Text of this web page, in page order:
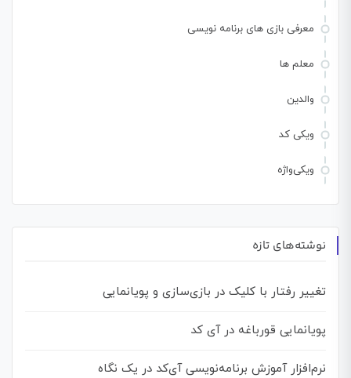
معرفی بازی های برنامه نویسی
معلم ها
والدین
ویکی کد
ویکی‌واژه
نوشته‌های تازه
تغییر رفتار با کلیک در بازی‌سازی و پویانمایی
پویانمایی قورباغه در آی کد
نرم‌افزار آموزش برنامه‌نویسی آی‌کد در یک نگاه